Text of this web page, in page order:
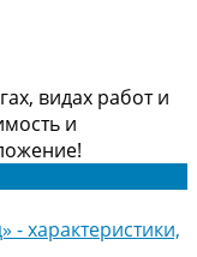
видах работ и
и